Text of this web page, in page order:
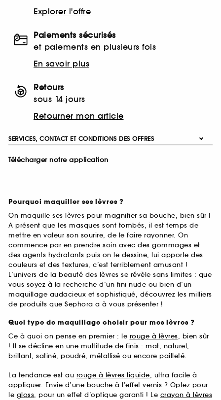
Explorer l'offre
Paiements sécurisés
et paiements en plusieurs fois
En savoir plus
Retours
sous 14 jours
Retourner mon article
SERVICES, CONTACT ET CONDITIONS DES OFFRES
Télécharger notre application
Pourquoi maquiller ses lèvres ?
On maquille ses lèvres pour magnifier sa bouche, bien sûr !
A présent que les masques sont tombés, il est temps de
mettre en valeur son sourire, de le faire rayonner. On
commence par en prendre soin avec des gommages et
des agents hydratants puis on le dessine, lui apporte des
couleurs et des textures, c’est terriblement amusant !
L’univers de la beauté des lèvres se révèle sans limites : que
vous soyez à la recherche d’un fini nude ou bien d’un
maquillage audacieux et sophistiqué, découvrez les milliers
de produits que Sephora a à vous présenter !
Quel type de maquillage choisir pour mes lèvres ?
Ce à quoi on pense en premier : le rouge à lèvres, bien sûr
! Il se décline en une multitude de finis : mat, naturel,
brillant, satiné, poudré, métallisé ou encore pailleté.
La tendance est au rouge à lèvres liquide, ultra facile à
appliquer. Envie d’une bouche à l’effet vernis ? Optez pour
le gloss, pour un effet d’optique garanti ! Le crayon à lèvres